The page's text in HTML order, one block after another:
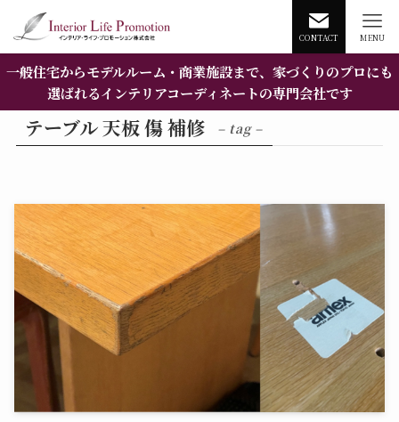
CONTACT MENU
一般住宅からモデルルーム・商業施設まで、家づくりのプロにも
選ばれるインテリアコーディネートの専門会社です
テーブル 天板 傷 補修 – tag –